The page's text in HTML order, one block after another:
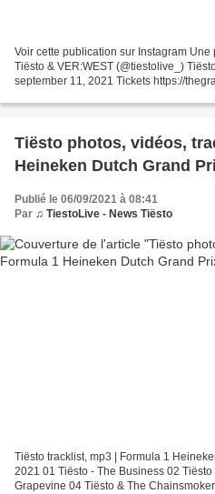
Voir cette publication sur Instagram
Tiësto & VER:WEST (@tiestolive_)
september 11, 2021 Tickets https://
Tiësto photos, vidéos, tracklist,
Heineken Dutch Grand
Publié le 06/09/2021 à 08:41
Par ♫ TiestoLive - News Tiësto
Tiësto tracklist, mp3 | Formula 1
2021 01 Tiësto - The Business 02
Grapevine 04 Tiësto & The